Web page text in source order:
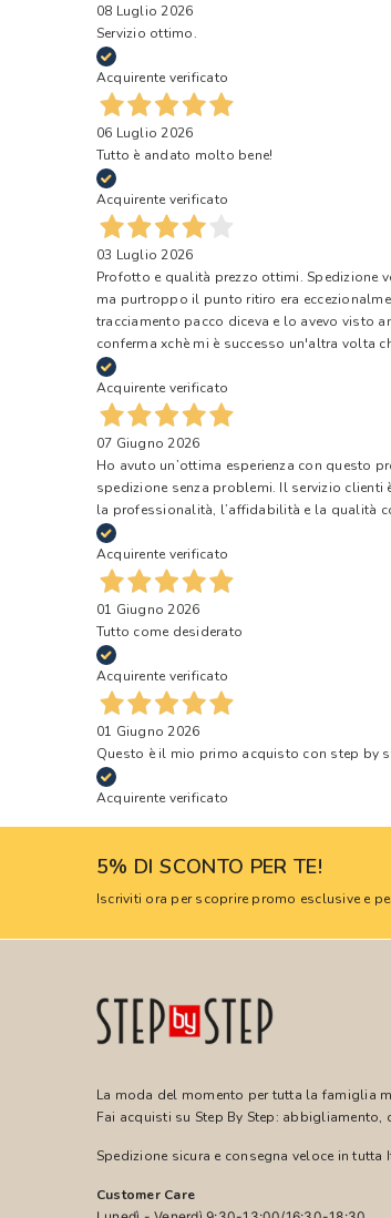
08 Luglio 2026
Servizio ottimo.
Acquirente verificato
06 Luglio 2026
Tutto è andato molto bene!
Acquirente verificato
03 Luglio 2026
Profotto e qualità prezzo ottimi. Spedizione
ma purtroppo il punto ritiro era
tracciamento pacco diceva e lo avevo visto
conferma xchè mi è successo un'altra volta
Acquirente verificato
07 Giugno 2026
Ho avuto un’ottima esperienza con questo
spedizione senza problemi. Il servizio
la professionalità, l’affidabilità e la qualità
Acquirente verificato
01 Giugno 2026
Tutto come desiderato
Acquirente verificato
01 Giugno 2026
Questo è il mio primo acquisto con step by
Acquirente verificato
5% DI SCONTO PER TE!
Iscriviti ora per scoprire promo esclusive e
La moda del momento per tutta la famiglia
Fai acquisti su Step By Step:
Spedizione sicura e consegna veloce in tutta
Customer Care